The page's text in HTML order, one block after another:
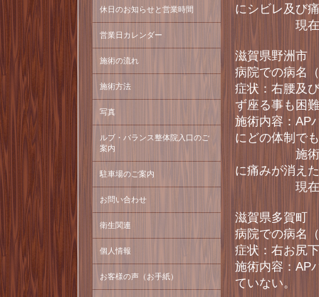
にシビレ及び
現在月1度
滋賀県野洲
病院での病名
症状：右腰及
ず座る事も困難
施術内容：AP
にどの体制で
施術開始13
に痛みが消えた
現在月1回
滋賀県多賀
病院での病名
症状：右お尻
施術内容：AP
ていない。
休日のお知らせと営業時間
営業日カレンダー
施術の流れ
施術方法
写真
ルブ・バランス整体院入口のご
案内
駐車場のご案内
お問い合わせ
衛生関連
個人情報
お客様の声（お手紙）